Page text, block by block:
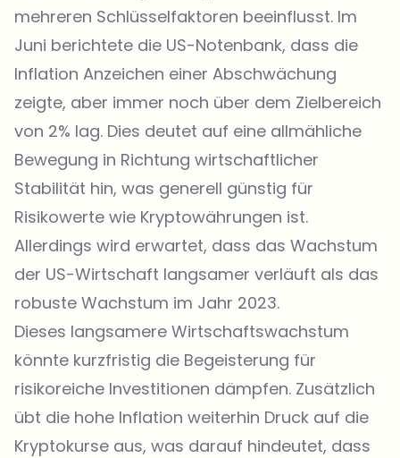
mehreren Schlüsselfaktoren beeinflusst. Im
Juni berichtete die US-Notenbank, dass die
Inflation Anzeichen einer Abschwächung
zeigte, aber immer noch über dem Zielbereich
von 2% lag. Dies deutet auf eine allmähliche
Bewegung in Richtung wirtschaftlicher
Stabilität hin, was generell günstig für
Risikowerte wie Kryptowährungen ist.
Allerdings wird erwartet, dass das Wachstum
der US-Wirtschaft langsamer verläuft als das
robuste Wachstum im Jahr 2023.
Dieses langsamere Wirtschaftswachstum
könnte kurzfristig die Begeisterung für
risikoreiche Investitionen dämpfen. Zusätzlich
übt die hohe Inflation weiterhin Druck auf die
Kryptokurse aus, was darauf hindeutet, dass